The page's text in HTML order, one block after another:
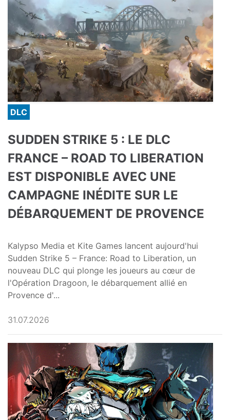
DLC
SUDDEN STRIKE 5 : LE DLC
FRANCE – ROAD TO LIBERATION
EST DISPONIBLE AVEC UNE
CAMPAGNE INÉDITE SUR LE
DÉBARQUEMENT DE PROVENCE
Kalypso Media et Kite Games lancent aujourd'hui
Sudden Strike 5 – France: Road to Liberation, un
nouveau DLC qui plonge les joueurs au cœur de
l'Opération Dragoon, le débarquement allié en
Provence d'...
31.07.2026